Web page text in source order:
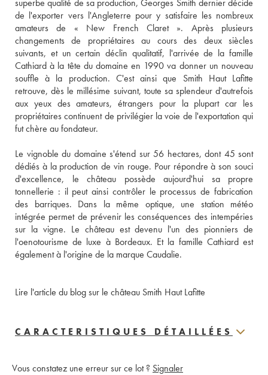
superbe qualité de sa production, Georges Smith dernier décide
de l'exporter vers l'Angleterre pour y satisfaire les nombreux
amateurs de « New French Claret ». Après plusieurs
changements de propriétaires au cours des deux siècles
suivants, et un certain déclin qualitatif, l'arrivée de la famille
Cathiard à la tête du domaine en 1990 va donner un nouveau
souffle à la production. C'est ainsi que Smith Haut Lafitte
retrouve, dès le millésime suivant, toute sa splendeur d'autrefois
aux yeux des amateurs, étrangers pour la plupart car les
propriétaires continuent de privilégier la voie de l'exportation qui
fut chère au fondateur.
Le vignoble du domaine s'étend sur 56 hectares, dont 45 sont
dédiés à la production de vin rouge. Pour répondre à son souci
d'excellence, le château possède aujourd'hui sa propre
tonnellerie : il peut ainsi contrôler le processus de fabrication
des barriques. Dans la même optique, une station météo
intégrée permet de prévenir les conséquences des intempéries
sur la vigne. Le château est devenu l'un des pionniers de
l'oenotourisme de luxe à Bordeaux. Et la famille Cathiard est
également à l'origine de la marque Caudalie.
Lire l'article du blog sur le château Smith Haut Lafitte
CARACTERISTIQUES DÉTAILLÉES
Vous constatez une erreur sur ce lot ? Signaler